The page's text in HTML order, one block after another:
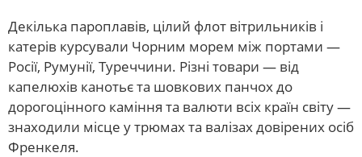
Декілька пароплавів, цілий флот вітрильників і
катерів курсували Чорним морем між портами —
Росії, Румунії, Туреччини. Різні товари — від
капелюхів канотьє та шовкових панчох до
дорогоцінного каміння та валюти всіх країн світу —
знаходили місце у трюмах та валізах довірених осіб
Френкеля.